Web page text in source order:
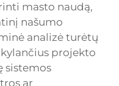
masto naudą,
našumo
analizė turėtų
projekto
sistemos
ar